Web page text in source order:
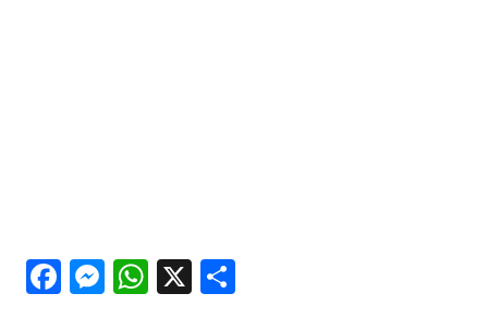
Facebook
Messenger
WhatsApp
X